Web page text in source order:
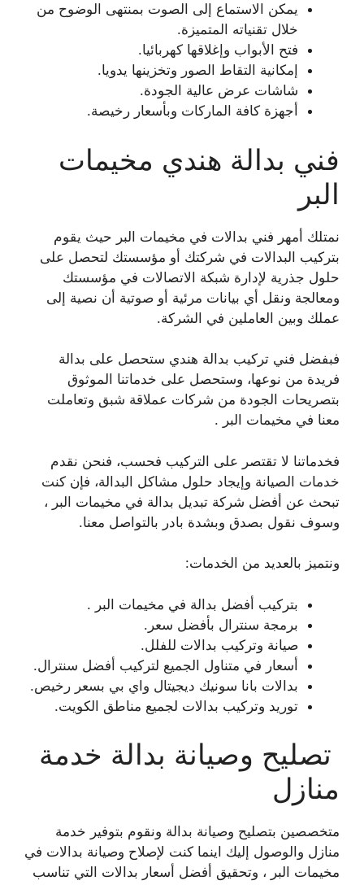
يمكن الاستماع إلى الصوت بمنتهى الوضوح من
خلال تقنياته المتميزة.
فتح الأبواب وإغلاقها كهربائيا.
إمكانية التقاط الصور وتخزينها يدويا.
شاشات عرض عالية الجودة.
أجهزة كافة الماركات وبأسعار رخيصة.
فني بدالة هندي مخيمات
البر
نمتلك أمهر فني بدالات في مخيمات البر حيث يقوم
بتركيب البدالات في شركتك أو مؤسستك لتحصل على
حلول جذرية لإدارة شبكة الاتصالات في مؤسستك
ومعالجة ونقل أي بيانات مرئية أو صوتية أن نصية إلى
عملك وبين العاملين في الشركة.
فبفضل فني تركيب بدالة هندي ستحصل على بدالة
فريدة من نوعها، وستحصل على خدماتنا الموثوق
بتصريحات الجودة من شركات عملاقة شبق وتعاملت
معنا في مخيمات البر .
فخدماتنا لا تقتصر على التركيب فحسب، فنحن نقدم
خدمات الصيانة وإيجاد حلول مشاكل البدالة، فإن كنت
تبحث عن أفضل شركة تبديل بدالة في مخيمات البر ،
وسوف نقول بصدق وبشدة بادر بالتواصل معنا.
ونتميز بالعديد من الخدمات:
بتركيب أفضل بدالة في مخيمات البر .
برمجة سنترال بأفضل سعر.
صيانة وتركيب بدالات للفلل.
أسعار في متناول الجميع لتركيب أفضل سنترال.
بدالات بانا سونيك ديجيتال واي بي بسعر رخيص.
توريد وتركيب بدالات لجميع مناطق الكويت.
تصليح وصيانة بدالة خدمة
منازل
متخصصين بتصليح وصيانة بدالة ونقوم بتوفير خدمة
منازل والوصول إليك اينما كنت لإصلاح وصيانة بدالات في
مخيمات البر ، وتحقيق أفضل أسعار بدالات التي تناسب